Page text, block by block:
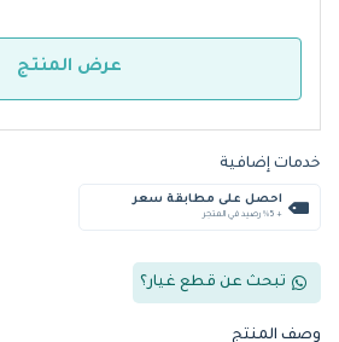
عرض المنتج
خدمات إضافية
احصل على مطابقة سعر
+ %5 رصيد في المتجر
تبحث عن قطع غيار؟
وصف المنتج